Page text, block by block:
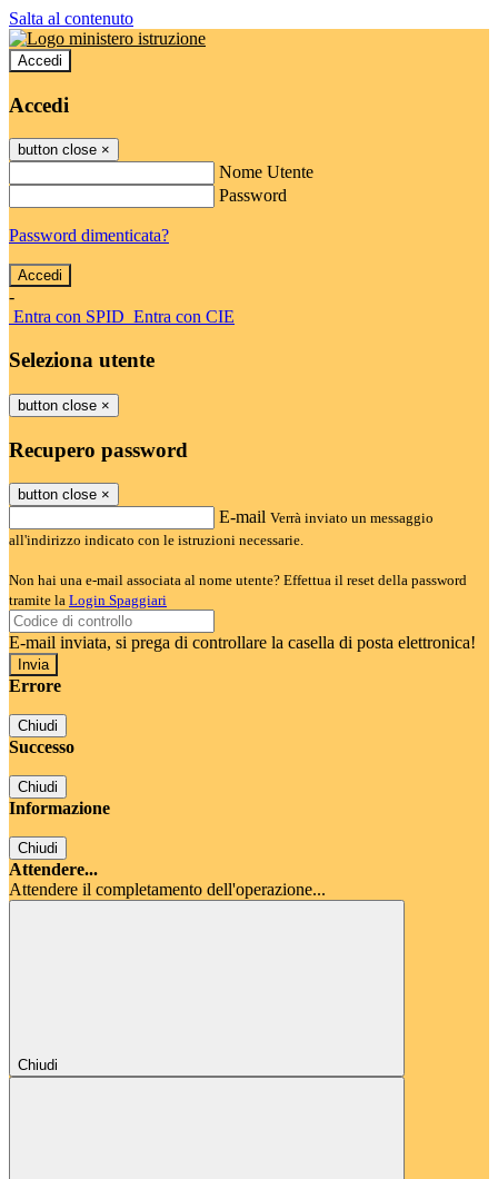
Salta al contenuto
Accedi
Accedi
button close ×
Nome Utente
Password
Password dimenticata?
-
Entra con SPID Entra con CIE
Seleziona utente
button close ×
Recupero password
button close ×
E-mail Verrà inviato un messaggio
all'indirizzo indicato con le istruzioni necessarie.
Non hai una e-mail associata al nome utente? Effettua il reset della password
tramite la Login Spaggiari
E-mail inviata, si prega di controllare la casella di posta elettronica!
Errore
Chiudi
Successo
Chiudi
Informazione
Chiudi
Attendere...
Attendere il completamento dell'operazione...
Chiudi